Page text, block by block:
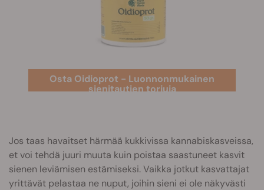
Osta Oidioprot - Luonnonmukainen
sienitautien torjuja
Jos taas havaitset härmää kukkivissa kannabiskasveissa,
et voi tehdä juuri muuta kuin poistaa saastuneet kasvit
sienen leviämisen estämiseksi. Vaikka jotkut kasvattajat
yrittävät pelastaa ne nuput, joihin sieni ei ole näkyvästi